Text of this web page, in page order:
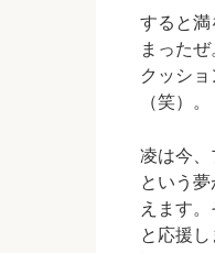
すると
まった
クッシ
（笑）。
凌は今
という
えます
と応援し